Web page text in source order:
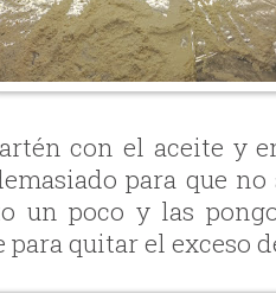
con el aceite y
para que no
un poco y las
para quitar el exceso